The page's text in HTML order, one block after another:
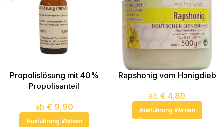
Propolislösung mit 40%
Propolisanteil
ab € 9,90
Ausführung Wählen
Rapshonig vom Honigdieb
ab € 4,89
Ausführung Wählen